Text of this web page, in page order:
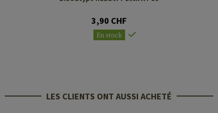
3,90 CHF
En stock
LES CLIENTS ONT AUSSI ACHETÉ